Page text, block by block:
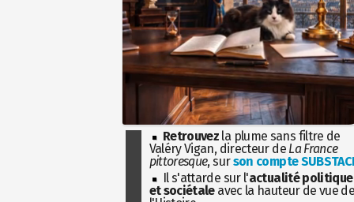
Retrouvez la plume sans filtre de
Valéry Vigan, directeur de La France
pittoresque, surson compte
Il s'attarde sur l'actualité politique
et sociétaleavec la hauteur de vue